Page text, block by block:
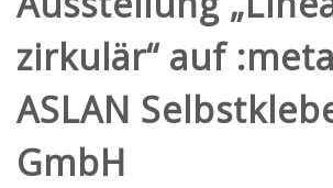
zirkulär“ auf
ASLAN
GmbH